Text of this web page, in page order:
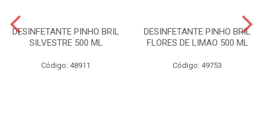
DESINFETANTE PINHO BRIL
SILVESTRE 500 ML
Código: 48911
DESINFETANTE PINHO BRIL
FLORES DE LIMAO 500 ML
Código: 49753